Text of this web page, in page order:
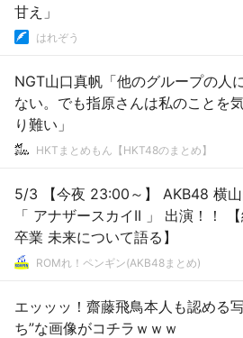
甘え」
はれぞう
NGT山口真帆「他のグループの人
ない。でも指原さんは私のことを
り難い」
HKTまとめもん【HKT48のまとめ】
5/3 【今夜 23:00～】 AKB48 横
「 アナザースカイII 」 出演！！
卒業 未来について語る】
ROMれ！ペンギン(AKB48まとめ)
エッッッ！齋藤飛鳥本人も認める
ち”な画像がコチラｗｗｗ